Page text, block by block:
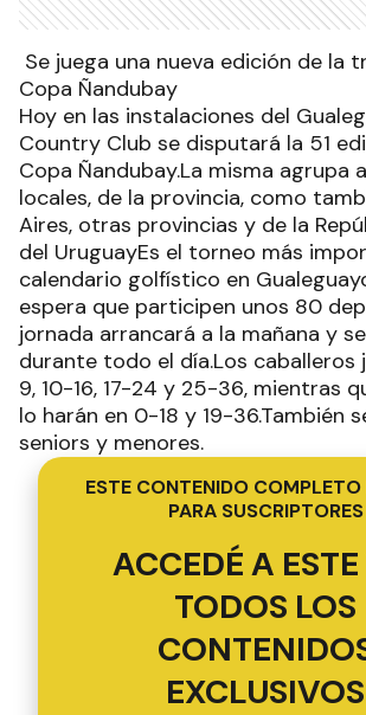
Se juega una nueva edición de la
Copa Ñandubay
Hoy en las instalaciones del
Country Club se disputará la 51
Copa Ñandubay.La misma agrupa
locales, de la provincia, como
Aires, otras provincias y de la
del UruguayEs el torneo más
calendario golfístico en
espera que participen unos 80
jornada arrancará a la mañana y
durante todo el día.Los caballeros
9, 10-16, 17-24 y 25-36, mientras
lo harán en 0-18 y 19-36.También
seniors y menores.
ESTE CONTENIDO COMPLETO
PARA SUSCRIPTORES
ACCEDÉ A
TODOS LOS
EXCLUSIVOS